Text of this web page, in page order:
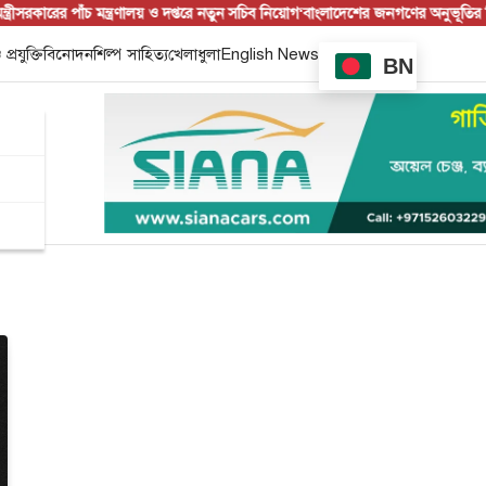
পাঁচ মন্ত্রণালয় ও দপ্তরে নতুন সচিব নিয়োগ‘বাংলাদেশের জনগণের অনুভূতির
প্রযুক্তিবিনোদনশিল্প সাহিত্যখেলাধুলাEnglish News
BN